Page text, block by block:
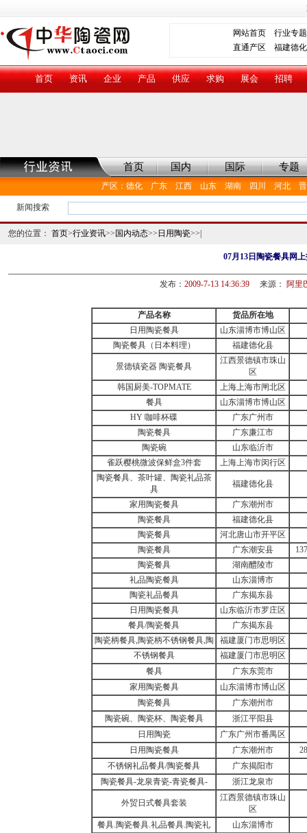
网站首页
行业专题
直通产区 福建德化
首页 资讯 企业 产品 供应 求购 展会 招聘
首页 国内 国际 专题
产区 ： 德化 广东 江西 山东 湖南 四川 河北
新闻搜索
您的位置： 首页>行业资讯>> 国内动态>> 日用陶瓷>>|
07月13日陶瓷餐具网
发布： 2009-7-13 14:36:39来源： 阿里
产品名称
货品所在地
日用陶瓷餐具
山东淄博市博山区
陶瓷餐具（日本料理）
福建德化县
景德镇瓷器 陶瓷餐具
江西景德镇市珠山
区
韩国厨美-TOPMATE
上海上海市闸北区
餐具
山东淄博市博山区
HY 咖啡杯碟
广东广州市
陶瓷餐具
广东廉江市
陶瓷碗
山东临沂市
雀跃樱桃微波保鲜盒3件套
上海上海市闵行区
陶瓷餐具、茶叶罐、陶瓷礼品茶
具
福建德化县
家用陶瓷餐具
广东潮州市
陶瓷餐具
福建德化县
陶瓷餐具
河北唐山市开平区
陶瓷餐具
广东潮安县
陶瓷餐具
湖南醴陵市
礼品陶瓷餐具
山东淄博市
陶瓷礼品餐具
广东揭东县
日用陶瓷餐具
山东临沂市罗庄区
餐具/陶瓷餐具
广东揭东县
陶瓷柄餐具,陶瓷柄不锈钢餐具,陶
福建厦门市思明区
不锈钢餐具
福建厦门市思明区
餐具
广东东莞市
家用陶瓷餐具
山东淄博市博山区
陶瓷餐具
广东潮州市
陶瓷碗、陶瓷杯、陶瓷餐具
浙江平阳县
日用陶瓷
广东广州市番禺区
日用陶瓷餐具
广东潮州市
不锈钢礼品餐具/陶瓷餐具
广东揭阳市
陶瓷餐具-龙泉青瓷-青瓷餐具-
浙江龙泉市
外贸日式餐具套装
江西景德镇市珠山
区
餐具.陶瓷餐具.礼品餐具.陶瓷礼
山东淄博市